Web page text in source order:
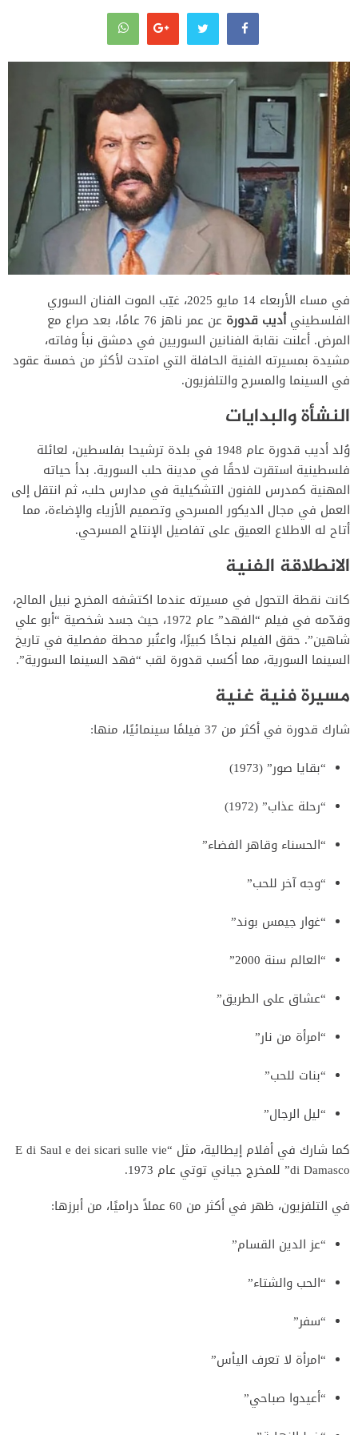
في مساء الأربعاء 14 مايو 2025، غيّب الموت الفنان السوري
الفلسطينيأديب قدورة
عن عمر ناهز 76 عامًا، بعد صراع مع
المرض. أعلنت نقابة الفنانين السوريين في دمشق نبأ وفاته،
مشيدة بمسيرته الفنية الحافلة التي امتدت لأكثر من خمسة عقود
في السينما والمسرح والتلفزيون.
النشأة والبدايات
وُلد أديب قدورة عام 1948 في بلدة ترشيحا بفلسطين، لعائلة
فلسطينية استقرت لاحقًا في مدينة حلب السورية. بدأ حياته
المهنية كمدرس للفنون التشكيلية في مدارس حلب، ثم انتقل إلى
العمل في مجال الديكور المسرحي وتصميم الأزياء والإضاءة، مما
أتاح له الاطلاع العميق على تفاصيل الإنتاج المسرحي.
الانطلاقة الفنية
كانت نقطة التحول في مسيرته عندما اكتشفه المخرج نبيل المالح،
وقدّمه في فيلم “الفهد” عام 1972، حيث جسد شخصية “أبو علي
شاهين”. حقق الفيلم نجاحًا كبيرًا، واعتُبر محطة مفصلية في تاريخ
السينما السورية، مما أكسب قدورة لقب “فهد السينما السورية”.
مسيرة فنية غنية
شارك قدورة في أكثر من 37 فيلمًا سينمائيًا، منها:
“بقايا صور” (1973)
“رحلة عذاب” (1972)
“الحسناء وقاهر الفضاء”
“وجه آخر للحب”
“غوار جيمس بوند”
“العالم سنة 2000”
“عشاق على الطريق”
“امرأة من نار”
“بنات للحب”
“ليل الرجال”
كما شارك في أفلام إيطالية، مثل “E di Saul e dei sicari sulle vie
di Damasco” للمخرج جياني توتي عام 1973.
في التلفزيون، ظهر في أكثر من 60 عملاً دراميًا، من أبرزها:
“عز الدين القسام”
“الحب والشتاء”
“سفر”
“امرأة لا تعرف اليأس”
“أعيدوا صباحي”